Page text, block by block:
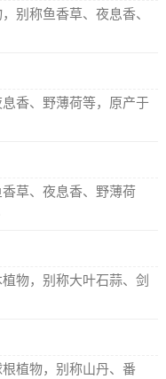
别称鱼香草、夜息香、
香、野薄荷等，原产于
草、夜息香、野薄荷
物，别称大叶石蒜、剑
植物，别称山丹、番